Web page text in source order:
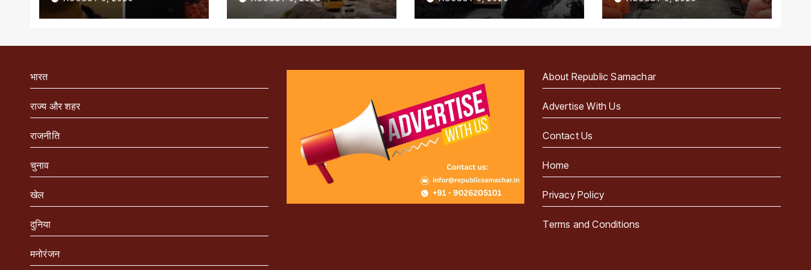
को रेड नोटिस
भारत
राज्य और शहर
राजनीति
चुनाव
खेल
दुनिया
मनोरंजन
About Republic Samachar
Advertise With Us
Contact Us
Home
Privacy Policy
Terms and Conditions